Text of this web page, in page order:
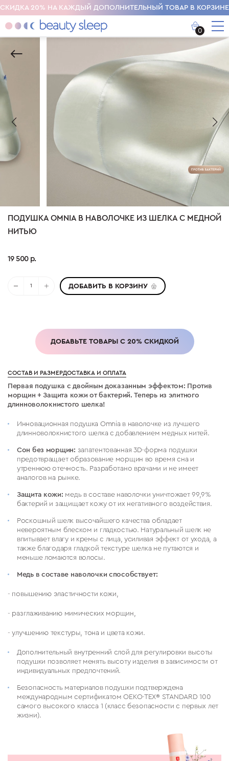
СКИДКА 20% НА КАЖДЫЙ ДОПОЛНИТЕЛЬНЫЙ ТОВАР В КОРЗИНЕ
0
ПОДУШКА OMNIA В НАВОЛОЧКЕ ИЗ ШЕЛКА С МЕДНОЙ
НИТЬЮ
Первая подушка с двойным доказанным эффектом: Против
морщин + Защита кожи от бактерий. Теперь из элитного
длинноволокнистого шелка!
Инновационная подушка Omnia в наволочке из лучшего
длинноволокнистого шелка с добавлением медных нитей.
Сон без морщин: запатентованная 3D-форма подушки
предотвращает образование морщин во время сна и
утреннюю отечность. Разработано врачами и не имеет
аналогов на рынке.
Защита кожи: медь в составе наволочки уничтожает 99,9%
бактерий и защищает кожу от их негативного воздействия.
Роскошный шелк высочайшего качества обладает
невероятным блеском и гладкостью. Натуральный шелк не
впитывает влагу и кремы с лица, усиливая эффект от ухода, а
также благодаря гладкой текстуре шелка не путаются и
меньше ломаются волосы.
Медь в составе наволочки способствует:
- повышению эластичности кожи,
- разглаживанию мимических морщин,
- улучшению текстуры, тона и цвета кожи.
Дополнительный внутренний слой для регулировки высоты
подушки позволяет менять высоту изделия в зависимости от
индивидуальных предпочтений.
Безопасность материалов подушки подтверждена
международным сертификатом OEKO-TEX®️ STANDARD 100
самого высокого класса 1 (класс безопасности с первых лет
жизни).
СОСТАВ И РАЗМЕРДОСТАВКА И ОПЛАТА
19 500 р.
ДОБАВИТЬ В КОРЗИНУ
ДОБАВЬТЕ ТОВАРЫ С 20% СКИДКОЙ